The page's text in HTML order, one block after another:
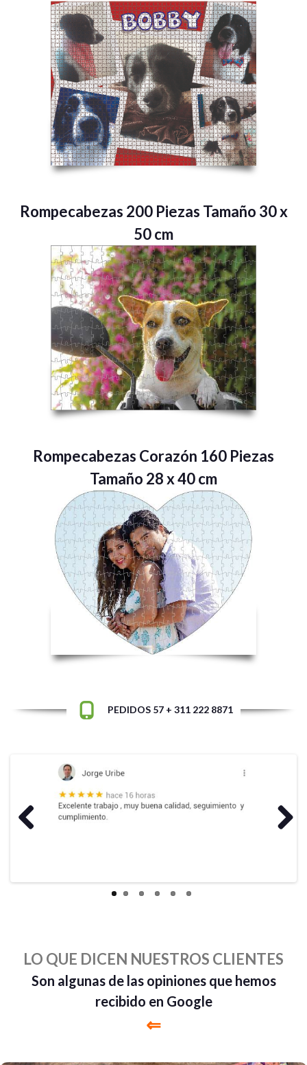
Rompecabezas 200 Piezas Tamaño 30 x
50 cm
Rompecabezas Corazón 160 Piezas
Tamaño 28 x 40 cm
PEDIDOS 57 + 311 222 8871
LO QUE DICEN NUESTROS CLIENTES
Son algunas de las opiniones que hemos
recibido en Google
⇐